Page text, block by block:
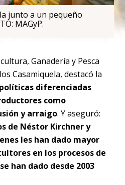
junto a un pequeño
MAGyP.
Ganadería y Pesca
Casamiquela, destacó la
diferenciadas
como
y arraigo. Y aseguró:
de Néstor Kirchner y
les han dado mayor
en los procesos de
han dado desde 2003